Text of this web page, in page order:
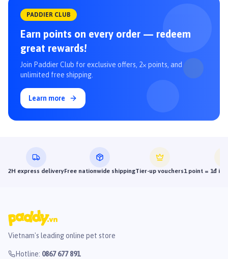
PADDIER CLUB
Earn points on every order — redeem
great rewards!
Join Paddier Club for exclusive offers, 2× points, and
unlimited free shipping.
Learn more
2H express deliveryFree nationwide shippingTier-up vouchers1 point = 1đ
Vietnam's leading online pet store
Hotline: 0867 677 891